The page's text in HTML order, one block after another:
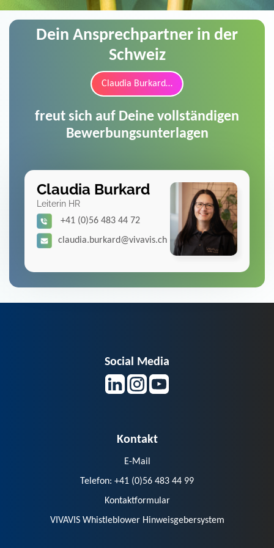
Dein Ansprechpartner in der
Schweiz
Claudia Burkard…
freut sich auf Deine vollständigen
Bewerbungsunterlagen
Claudia Burkard
Leiterin HR
+41 (0)56 483 44 72
claudia.burkard@vivavis.ch
Social Media
Kontakt
E-Mail
Telefon: +41 (0)56 483 44 99
Kontaktformular
VIVAVIS Whistleblower Hinweisgebersystem